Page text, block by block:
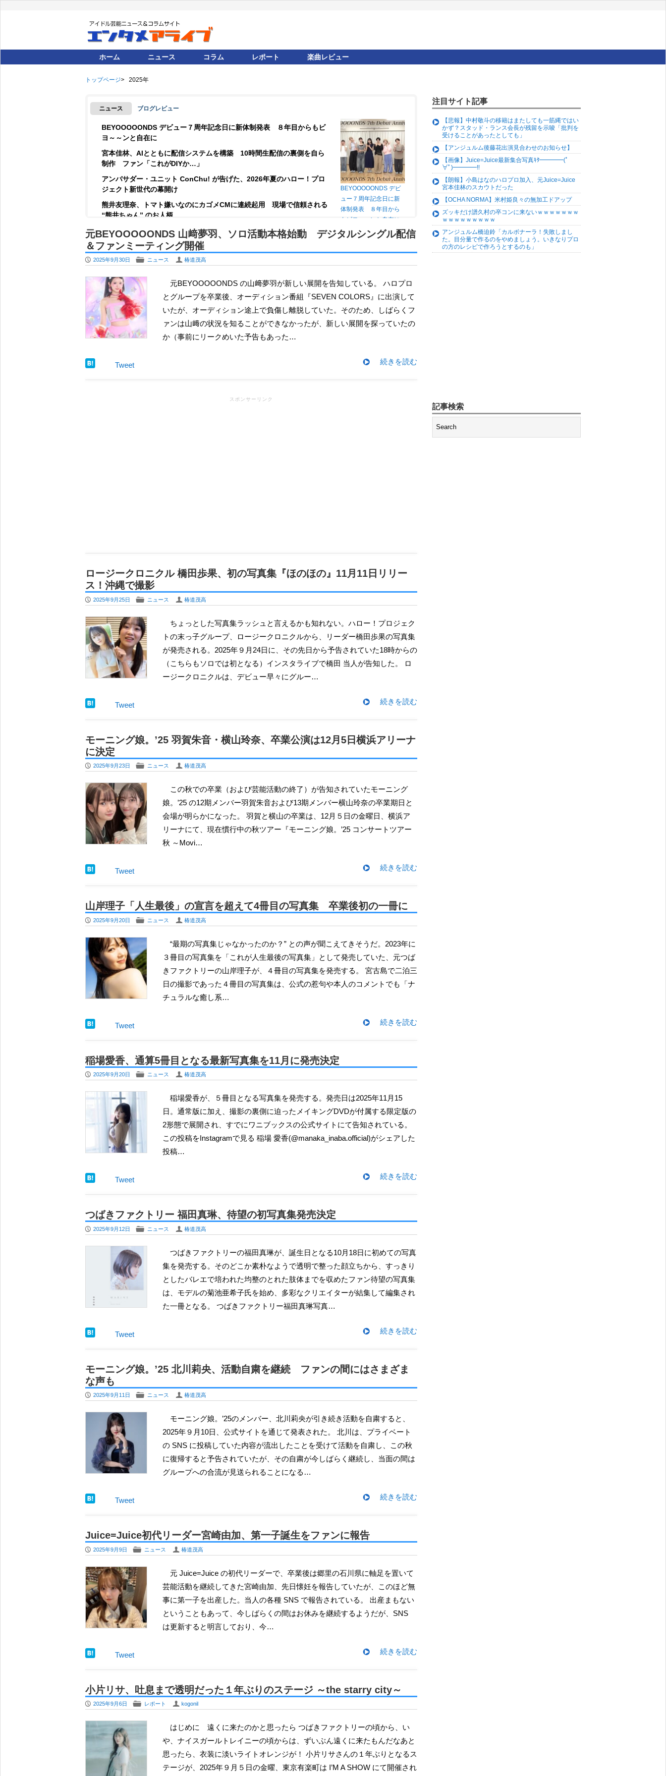
ホーム ニュース コラム レポート 楽曲レビュー
トップページ 2025年
ニュース ブログレビュー
BEYOOOOONDS デビュー７周年記念日に新体制発表 ８年目からもビ
ヨ～～ンと自在に
宮本佳林、AIとともに配信システムを構築 10時間生配信の裏側を自ら
制作 ファン「これがDIYか…」
アンバサダー・ユニット ConChu! が告げた、2026年夏のハロー！プロ
ジェクト新世代の幕開け
熊井友理奈、トマト嫌いなのにカゴメCMに連続起用 現場で信頼される
“熊井ちゃん” のお人柄
モーニング娘。18期のメンバーカラー発表 加えて山﨑愛生のメンバー
カラー変更も
夏焼雅、アイドルオーディションを総合プロデュース！アイドル×ROCK
で「次代のロック」目指す
OCHA NORMA 北原もも、待望の初写真集『もももてぃーん。』発売決
定 ”妖艶” と “天真爛漫” の間で
牧野真莉愛、卒業後にインスタ更新 相変わらずの “牧野節” にファンも
安堵
夏焼雅 YouTubeチャンネルに徳永千奈美！ このままBerryz工房を網羅
レ東音楽祭2026夏』でアナウンサー デビュー
BEYOOOOONDS デビ
ュー７周年記念日に新
体制発表 ８年目から
もビヨ～～ンと自在に
元BEYOOOOONDS 山﨑夢羽、ソロ活動本格始動 デジタルシングル配信
＆ファンミーティング開催
P 2025年9月30日 F ニュース U 椿道茂高
元BEYOOOOONDS の山﨑夢羽が新しい展開を告知している。 ハロプロ
とグループを卒業後、オーディション番組『SEVEN COLORS』に出演して
いたが、オーディション途上で負傷し離脱していた。そのため、しばらくフ
ァンは山﨑の状況を知ることができなかったが、新しい展開を探っていたの
か（事前にリークめいた予告もあった…
続きを読む
Tweet
スポンサーリンク
ロージークロニクル 橋田歩果、初の写真集『ほのほの』11月11日リリー
ス！沖縄で撮影
P 2025年9月25日 F ニュース U 椿道茂高
ちょっとした写真集ラッシュと言えるかも知れない。ハロー！プロジェク
トの末っ子グループ、ロージークロニクルから、リーダー橋田歩果の写真集
が発売される。2025年９月24日に、その先日から予告されていた18時からの
（こちらもソロでは初となる）インスタライブで橋田 当人が告知した。 ロ
ージークロニクルは、デビュー早々にグルー…
続きを読む
Tweet
モーニング娘。’25 羽賀朱音・横山玲奈、卒業公演は12月5日横浜アリーナ
に決定
P 2025年9月23日 F ニュース U 椿道茂高
この秋での卒業（および芸能活動の終了）が告知されていたモーニング
娘。’25 の12期メンバー羽賀朱音および13期メンバー横山玲奈の卒業期日と
会場が明らかになった。 羽賀と横山の卒業は、12月５日の金曜日、横浜ア
リーナにて、現在慣行中の秋ツアー『モーニング娘。’25 コンサートツアー
秋 ～Movi…
続きを読む
Tweet
山岸理子「人生最後」の宣言を超えて4冊目の写真集 卒業後初の一冊に
P 2025年9月20日 F ニュース U 椿道茂高
“最期の写真集じゃなかったのか？” との声が聞こえてきそうだ。2023年に
３冊目の写真集を「これが人生最後の写真集」として発売していた、元つば
きファクトリーの山岸理子が、４冊目の写真集を発売する。 宮古島で二泊三
日の撮影であった４冊目の写真集は、公式の惹句や本人のコメントでも「ナ
チュラルな癒し系…
続きを読む
Tweet
稲場愛香、通算5冊目となる最新写真集を11月に発売決定
P 2025年9月20日 F ニュース U 椿道茂高
稲場愛香が、５冊目となる写真集を発売する。発売日は2025年11月15
日。通常版に加え、撮影の裏側に迫ったメイキングDVDが付属する限定版の
2形態で展開され、すでにワニブックスの公式サイトにて告知されている。
この投稿をInstagramで見る 稲場 愛香(@manaka_inaba.official)がシェアした
投稿…
続きを読む
Tweet
つばきファクトリー 福田真琳、待望の初写真集発売決定
P 2025年9月12日 F ニュース U 椿道茂高
つばきファクトリーの福田真琳が、誕生日となる10月18日に初めての写真
集を発売する。そのどこか素朴なようで透明で整った顔立ちから、すっきり
としたバレエで培われた均整のとれた肢体までを収めたファン待望の写真集
は、モデルの菊池亜希子氏を始め、多彩なクリエイターが結集して編集され
た一冊となる。 つばきファクトリー福田真琳写真…
続きを読む
Tweet
モーニング娘。’25 北川莉央、活動自粛を継続 ファンの間にはさまざま
な声も
P 2025年9月11日 F ニュース U 椿道茂高
モーニング娘。’25のメンバー、北川莉央が引き続き活動を自粛すると、
2025年９月10日、公式サイトを通じて発表された。 北川は、プライベート
の SNS に投稿していた内容が流出したことを受けて活動を自粛し、この秋
に復帰すると予告されていたが、その自粛が今しばらく継続し、当面の間は
グループへの合流が見送られることになる…
続きを読む
Tweet
Juice=Juice初代リーダー宮崎由加、第一子誕生をファンに報告
P 2025年9月9日 F ニュース U 椿道茂高
元 Juice=Juice の初代リーダーで、卒業後は郷里の石川県に軸足を置いて
芸能活動を継続してきた宮崎由加、先日懐妊を報告していたが、このほど無
事に第一子を出産した。当人の各種 SNS で報告されている。 出産まもない
ということもあって、今しばらくの間はお休みを継続するようだが、SNS
は更新すると明言しており、今…
続きを読む
Tweet
小片リサ、吐息まで透明だった１年ぶりのステージ ～the starry city～
P 2025年9月6日 F レポート U kogonil
はじめに 遠くに来たのかと思ったら つばきファクトリーの頃から、い
や、ナイスガールトレイニーの頃からは、ずいぶん遠くに来たもんだなあと
思ったら、衣装に淡いライトオレンジが！ 小片リサさんの１年ぶりとなるス
テージが、2025年９月５日の金曜、東京有楽町は I’M A SHOW にて開催され
注目サイト記事
【悲報】中村敬斗の移籍はまたしても一筋縄ではい
かず？スタッド・ランス会長が残留を示唆「批判を
受けることがあったとしても」
【アンジュルム後藤花出演見合わせのお知らせ】
【画像】Juice=Juice最新集合写真ｷﾀ━━━━(ﾟ
∀ﾟ)━━━━!!
【朗報】小島はなのハロプロ加入、元Juice=Juice
宮本佳林のスカウトだった
【OCHA NORMA】米村姫良々の無加工ドアップ
ズッキだけ譜久村の卒コンに来ないｗｗｗｗｗｗｗ
ｗｗｗｗｗｗｗｗｗ
アンジュルム橋迫鈴「カルボナーラ！失敗しまし
た。目分量で作るのをやめましょう。いきなりプロ
の方のレシピで作ろうとするのも」
記事検索